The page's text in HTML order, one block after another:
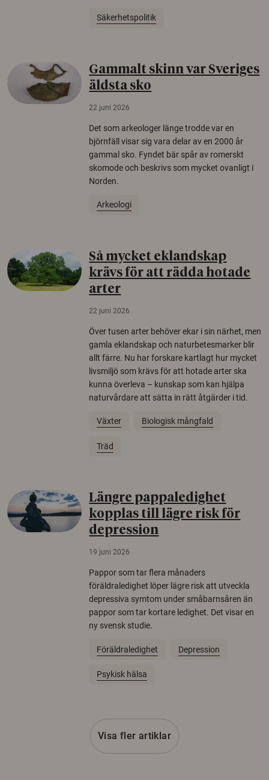
Säkerhetspolitik
Gammalt skinn var Sveriges
äldsta sko
22 juni 2026
Det som arkeologer länge trodde var en
björnfäll visar sig vara delar av en 2000 år
gammal sko. Fyndet bär spår av romerskt
skomode och beskrivs som mycket ovanligt i
Norden.
Arkeologi
Så mycket eklandskap
krävs för att rädda hotade
arter
22 juni 2026
Över tusen arter behöver ekar i sin närhet, men
gamla eklandskap och naturbetesmarker blir
allt färre. Nu har forskare kartlagt hur mycket
livsmiljö som krävs för att hotade arter ska
kunna överleva – kunskap som kan hjälpa
naturvårdare att sätta in rätt åtgärder i tid.
Växter Biologisk mångfald
Träd
Längre pappaledighet
kopplas till lägre risk för
depression
19 juni 2026
Pappor som tar flera månaders
föräldraledighet löper lägre risk att utveckla
depressiva symtom under småbarnsåren än
pappor som tar kortare ledighet. Det visar en
ny svensk studie.
Föräldraledighet Depression
Psykisk hälsa
Visa fler artiklar